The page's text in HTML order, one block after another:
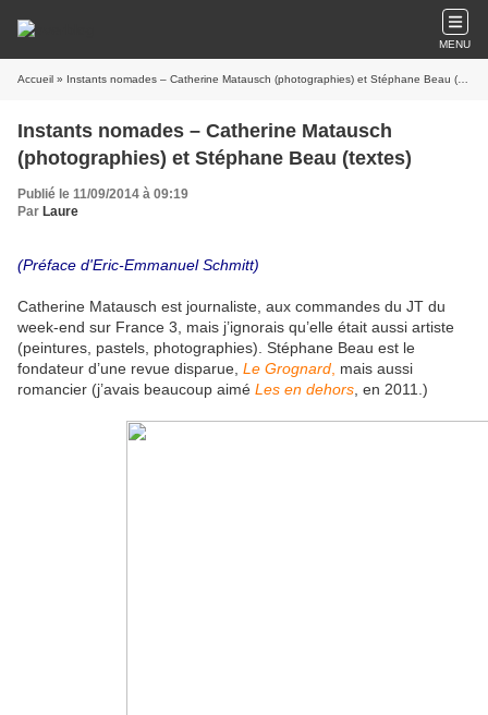
MENU
Accueil » Instants nomades – Catherine Matausch (photographies) et Stéphane Beau (textes)
Instants nomades – Catherine Matausch
(photographies) et Stéphane Beau (textes)
Publié le 11/09/2014 à 09:19
Par Laure
(Préface d'Eric-Emmanuel Schmitt)
Catherine Matausch est journaliste, aux commandes du JT du
week-end sur France 3, mais j’ignorais qu’elle était aussi artiste
(peintures, pastels, photographies). Stéphane Beau est le
fondateur d’une revue disparue, Le Grognard mais aussi
romancier (j’avais beaucoup aimé Les en dehors , en 2011.)